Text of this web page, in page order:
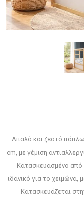
Απαλό και ζεστό
cm, με γέμιση
Κατασκευασμένο
ιδανικό για το
Κατασκευάζεται